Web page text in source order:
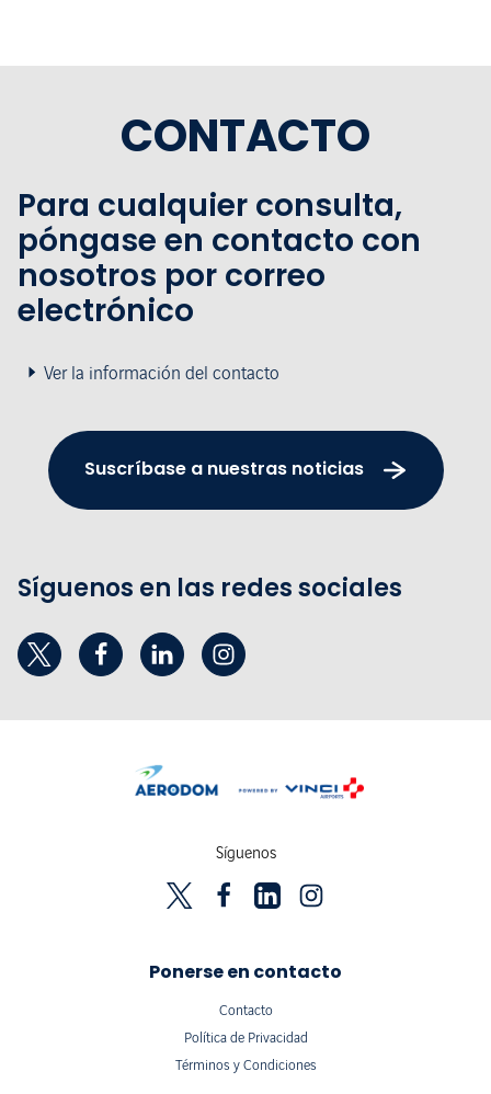
CONTACTO
Para cualquier consulta,
póngase en contacto con
nosotros por correo
electrónico
Ver la información del contacto
Suscríbase a nuestras noticias
Síguenos en las redes sociales
Síguenos
Ponerse en contacto
Contacto
Política de Privacidad
Términos y Condiciones